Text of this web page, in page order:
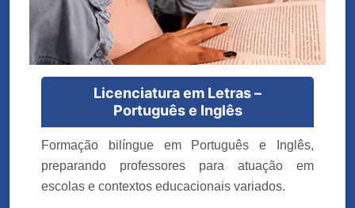
Licenciatura em Letras –
Português e Inglês
Formação bilíngue em Português e Inglês,
preparando professores para atuação em
escolas e contextos educacionais variados.